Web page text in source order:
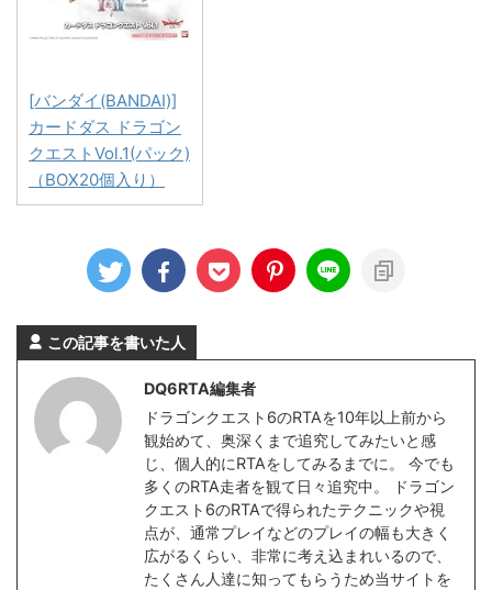
[バンダイ(BANDAI)]
カードダス ドラゴン
クエストVol.1(パック)
（BOX20個入り）
この記事を書いた人
DQ6RTA編集者
ドラゴンクエスト6のRTAを10年以上前から
観始めて、奥深くまで追究してみたいと感
じ、個人的にRTAをしてみるまでに。 今でも
多くのRTA走者を観て日々追究中。 ドラゴン
クエスト6のRTAで得られたテクニックや視
点が、通常プレイなどのプレイの幅も大きく
広がるくらい、非常に考え込まれいるので、
たくさん人達に知ってもらうため当サイトを